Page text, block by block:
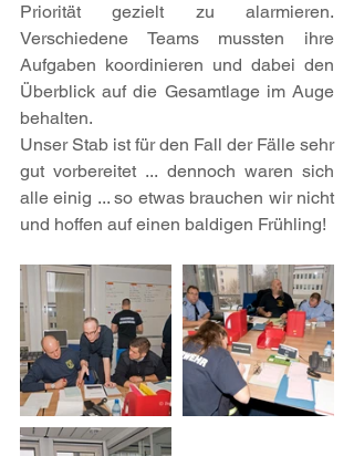
Priorität gezielt zu alarmieren.
Verschiedene Teams mussten ihre
Aufgaben koordinieren und dabei den
Überblick auf die Gesamtlage im Auge
behalten.
Unser Stab ist für den Fall der Fälle sehr
gut vorbereitet ... dennoch waren sich
alle einig ... so etwas brauchen wir nicht
und hoffen auf einen baldigen Frühling!